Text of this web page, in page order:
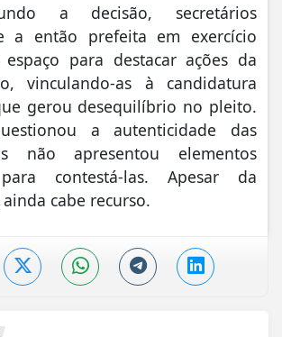
a decisão, secretários
a então prefeita em exercício
para destacar ações da
vinculando-as à candidatura
gerou desequilíbrio no pleito.
a autenticidade das
não apresentou elementos
contestá-las. Apesar da
cabe recurso.